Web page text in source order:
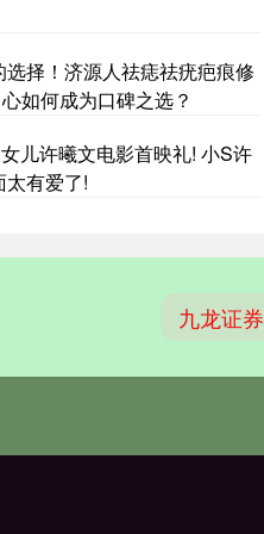
择！济源人祛痣祛疣疤痕修
如何成为口碑之选？
儿许曦文电影首映礼! 小S许
有爱了!
九龙证券